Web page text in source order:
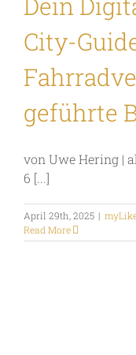
City-
geführte
von Uwe Hering |
6 [...]
April 29th, 2025 |
Read More